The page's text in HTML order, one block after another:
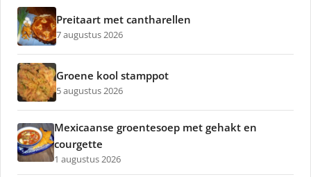
Preitaart met cantharellen
7 augustus 2026
Groene kool stamppot
5 augustus 2026
Mexicaanse groentesoep met gehakt en
courgette
1 augustus 2026